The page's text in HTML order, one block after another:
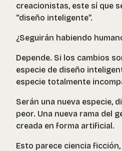
creacionistas, este sí que
“diseño inteligente”.
¿Seguirán habiendo
Depende. Si los cambios
especie de diseño
especie totalmente
Serán una nueva especie,
peor. Una nueva rama del
creada en forma artificial.
Esto parece ciencia